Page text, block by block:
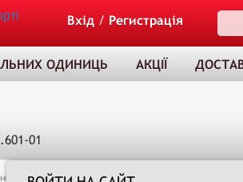
Вхід/ Регистрація
ОДИНИЦЬ АКЦІЇ
01
/Сеялка зернотуковая рядовая Астра 3,6А